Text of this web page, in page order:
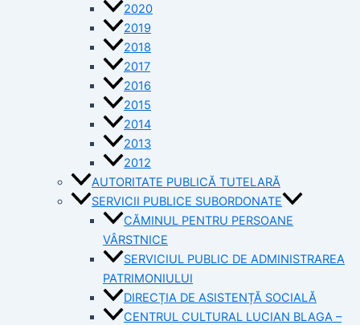
2020
2019
2018
2017
2016
2015
2014
2013
2012
AUTORITATE PUBLICĂ TUTELARĂ
SERVICII PUBLICE SUBORDONATE
CĂMINUL PENTRU PERSOANE
VÂRSTNICE
SERVICIUL PUBLIC DE ADMINISTRAREA
PATRIMONIULUI
DIRECȚIA DE ASISTENȚĂ SOCIALĂ
CENTRUL CULTURAL LUCIAN BLAGA –